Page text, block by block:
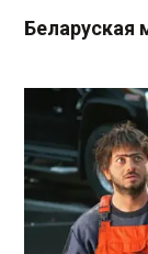
Беларуская